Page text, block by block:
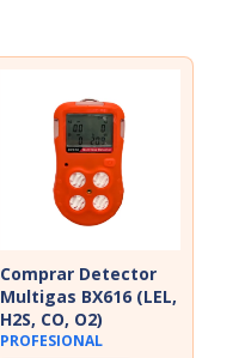
Comprar Detector
Multigas BX616 (LEL,
H2S, CO, O2)
PROFESIONAL